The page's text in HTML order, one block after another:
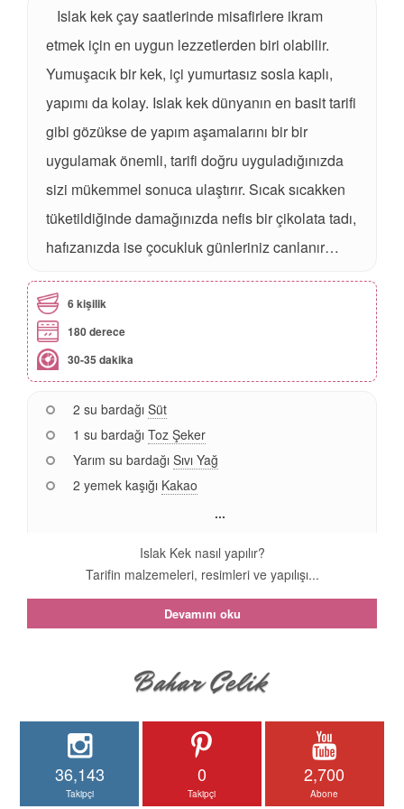
Islak kek çay saatlerinde misafirlere ikram
etmek için en uygun lezzetlerden biri olabilir.
Yumuşacık bir kek, içi yumurtasız sosla kaplı,
yapımı da kolay. Islak kek dünyanın en basit tarifi
gibi gözükse de yapım aşamalarını bir bir
uygulamak önemli, tarifi doğru uyguladığınızda
sizi mükemmel sonuca ulaştırır. Sıcak sıcakken
tüketildiğinde damağınızda nefis bir çikolata tadı,
hafızanızda ise çocukluk günleriniz canlanır…
6 kişilik
180 derece
30-35 dakika
2 su bardağı Süt
1 su bardağı Toz Şeker
Yarım su bardağı Sıvı Yağ
2 yemek kaşığı Kakao
...
Islak Kek nasıl yapılır?
Tarifin malzemeleri, resimleri ve yapılışı...
Devamını oku
36,143
Takipçi
0
Takipçi
2,700
Abone